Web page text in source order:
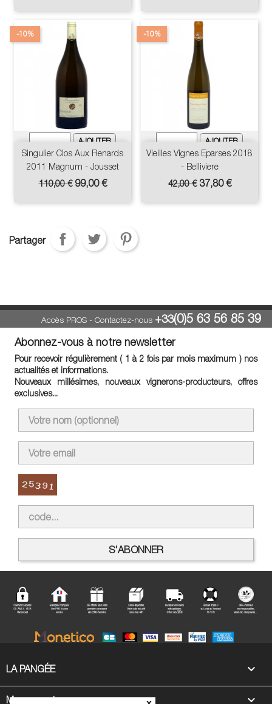
Singulier Clos Aux Renards
2011 Magnum - Jousset
Prix
base
110,00 €
-10%
Prix
99,00 €
Vieilles Vignes Eparses 2018
- Belliviere
Prix
base
42,00 €
-10%
Prix
37,80 €
Partager
Accès PROS- Contactez-nous +33(0)5 63 56 85 39
Abonnez-vous à notre newsletter
Pour recevoir régulièrement ( 1 à 2 fois par mois maximum ) nos
actualités et informations.
Nouveaux millésimes, nouveaux vignerons-producteurs, offres
exclusives...
LA PANGÉE 
Mon compte 